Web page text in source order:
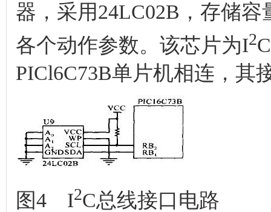
器，采用24LC02B，存储
各个动作参数。该芯片为I2
PICl6C73B单片机相连，其
图4 I2C总线接口电路